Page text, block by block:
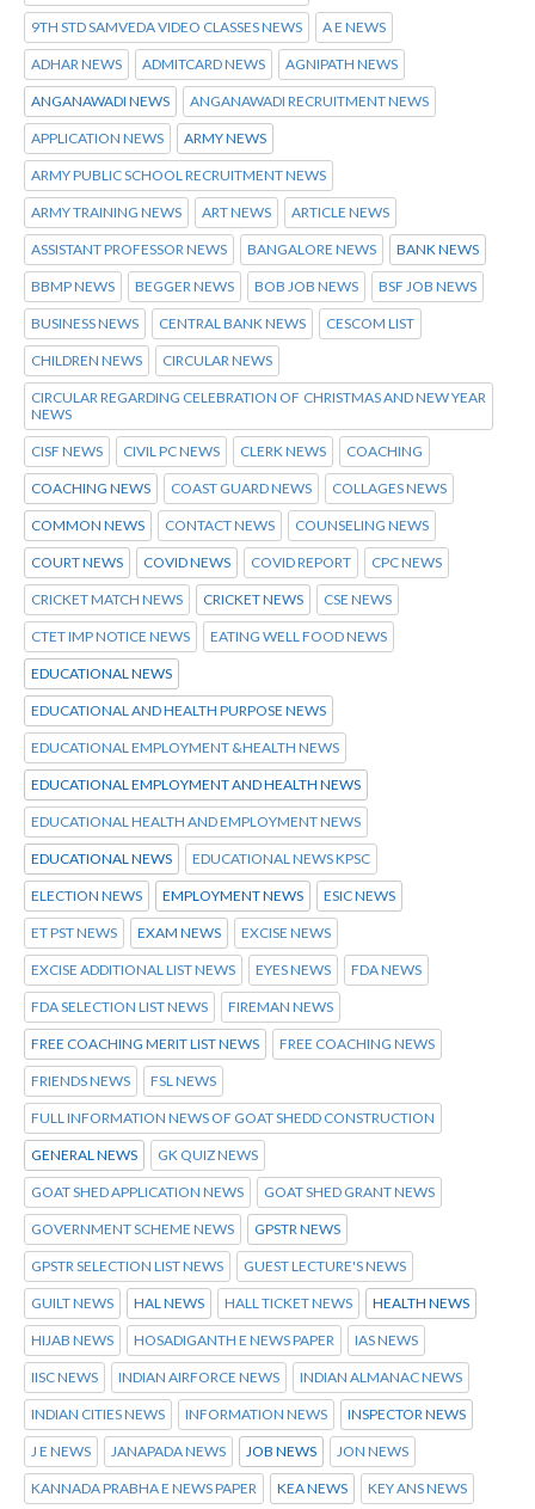
9TH STD SAMVEDA VIDEO CLASSES NEWS A E NEWS
ADHAR NEWS ADMITCARD NEWS AGNIPATH NEWS
ANGANAWADI NEWS ANGANAWADI RECRUITMENT NEWS
APPLICATION NEWS ARMY NEWS
ARMY PUBLIC SCHOOL RECRUITMENT NEWS
ARMY TRAINING NEWS ART NEWS ARTICLE NEWS
ASSISTANT PROFESSOR NEWS BANGALORE NEWS BANK NEWS
BBMP NEWS BEGGER NEWS BOB JOB NEWS BSF JOB NEWS
BUSINESS NEWS CENTRAL BANK NEWS CESCOM LIST
CHILDREN NEWS CIRCULAR NEWS
CIRCULAR REGARDING CELEBRATION OF CHRISTMAS AND NEW YEAR
NEWS
CISF NEWS CIVIL PC NEWS CLERK NEWS COACHING
COACHING NEWS COAST GUARD NEWS COLLAGES NEWS
COMMON NEWS CONTACT NEWS COUNSELING NEWS
COURT NEWS COVID NEWS COVID REPORT CPC NEWS
CRICKET MATCH NEWS CRICKET NEWS CSE NEWS
CTET IMP NOTICE NEWS EATING WELL FOOD NEWS
EDUCATIONAL NEWS
EDUCATIONAL AND HEALTH PURPOSE NEWS
EDUCATIONAL EMPLOYMENT &HEALTH NEWS
EDUCATIONAL EMPLOYMENT AND HEALTH NEWS
EDUCATIONAL HEALTH AND EMPLOYMENT NEWS
EDUCATIONAL NEWS EDUCATIONAL NEWS KPSC
ELECTION NEWS EMPLOYMENT NEWS ESIC NEWS
ET PST NEWS EXAM NEWS EXCISE NEWS
EXCISE ADDITIONAL LIST NEWS EYES NEWS FDA NEWS
FDA SELECTION LIST NEWS FIREMAN NEWS
FREE COACHING MERIT LIST NEWS FREE COACHING NEWS
FRIENDS NEWS FSL NEWS
FULL INFORMATION NEWS OF GOAT SHEDD CONSTRUCTION
GENERAL NEWS GK QUIZ NEWS
GOAT SHED APPLICATION NEWS GOAT SHED GRANT NEWS
GOVERNMENT SCHEME NEWS GPSTR NEWS
GPSTR SELECTION LIST NEWS GUEST LECTURE'S NEWS
GUILT NEWS HAL NEWS HALL TICKET NEWS HEALTH NEWS
HIJAB NEWS HOSADIGANTH E NEWS PAPER IAS NEWS
IISC NEWS INDIAN AIRFORCE NEWS INDIAN ALMANAC NEWS
INDIAN CITIES NEWS INFORMATION NEWS INSPECTOR NEWS
J E NEWS JANAPADA NEWS JOB NEWS JON NEWS
KANNADA PRABHA E NEWS PAPER KEA NEWS KEY ANS NEWS